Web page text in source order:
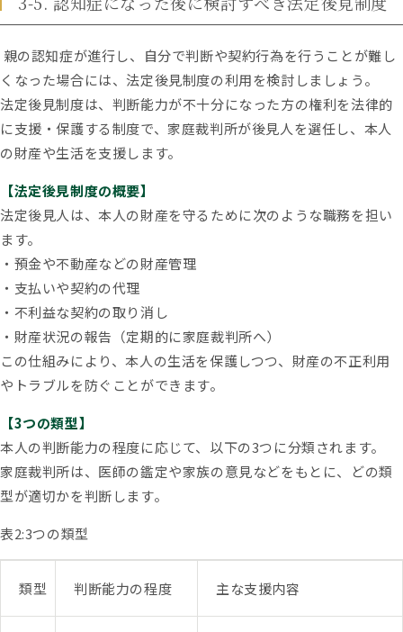
親の認知症が進行し、自分で判断や契約行為を行うことが難し
くなった場合には、法定後見制度の利用を検討しましょう。
法定後見制度は、判断能力が不十分になった方の権利を法律的
に支援・保護する制度で、家庭裁判所が後見人を選任し、本人
の財産や生活を支援します。
【法定後見制度の概要】
法定後見人は、本人の財産を守るために次のような職務を担い
ます。
・預金や不動産などの財産管理
・支払いや契約の代理
・不利益な契約の取り消し
・財産状況の報告（定期的に家庭裁判所へ）
この仕組みにより、本人の生活を保護しつつ、財産の不正利用
やトラブルを防ぐことができます。
【3つの類型】
本人の判断能力の程度に応じて、以下の3つに分類されます。
家庭裁判所は、医師の鑑定や家族の意見などをもとに、どの類
型が適切かを判断します。
表2:3つの類型
類型 判断能力の程度 主な支援内容